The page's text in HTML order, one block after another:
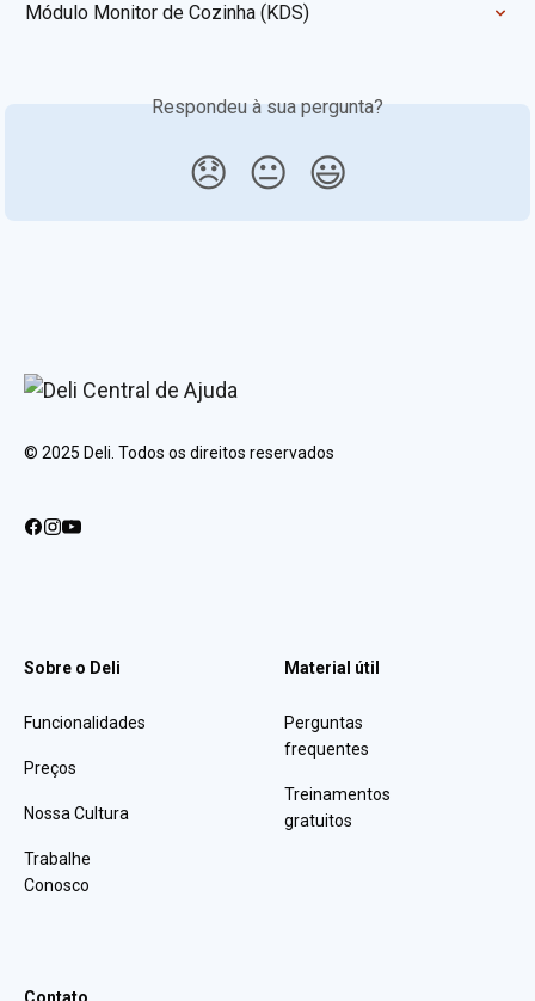
Módulo Monitor de Cozinha (KDS)
Respondeu à sua pergunta?
😞 😐 😃
© 2025 Deli. Todos os direitos reservados
Sobre o Deli
Funcionalidades
Preços
Nossa Cultura
Trabalhe
Conosco
Material útil
Perguntas
frequentes
Treinamentos
gratuitos